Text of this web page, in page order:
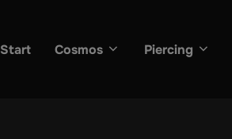
Start Cosmos Piercing